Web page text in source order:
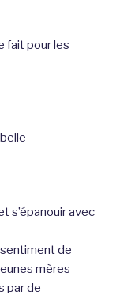
fait pour les
s’épanouir avec
de
mères
par de